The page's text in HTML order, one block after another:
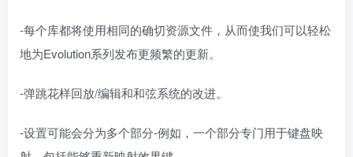
-每个库都将使用相同的确切资源文件，从而使我们可以轻松
地为Evolution系列发布更频繁的更新。
-弹跳花样回放/编辑和和弦系统的改进。
-设置可能会分为多个部分-例如，一个部分专门用于键盘映